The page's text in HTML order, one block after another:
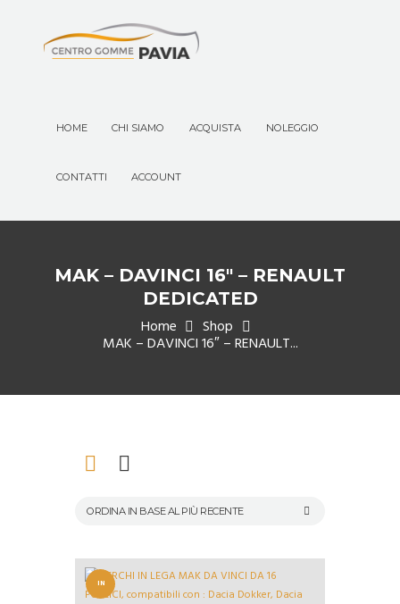
HOME CHI SIAMO ACQUISTA NOLEGGIO
CONTATTI ACCOUNT
MAK – DAVINCI 16″ – RENAULT
DEDICATED
Home Shop
MAK – DAVINCI 16″ – RENAULT...
IN